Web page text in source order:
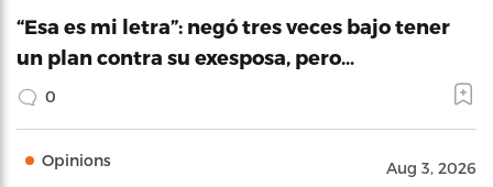
“Esa es mi letra”: negó tres veces bajo tener
un plan contra su exesposa, pero…
0
Opinions Aug 3, 2026